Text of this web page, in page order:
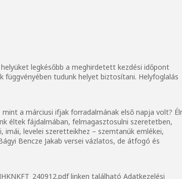
legkésőbb a meghirdetett kezdési időpont
tudunk helyet biztosítani. Helyfoglalás
a márciusi ifjak forradalmának első napja volt?
éltek fájdalmában, felmagasztosulni szeretetben,
levelei szeretteikhez – szemtanúk emlékei,
Bencze Jakab versei vázlatos, de átfogó és
linken található Adatkezelési